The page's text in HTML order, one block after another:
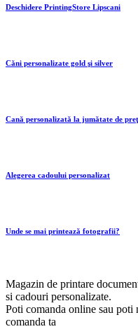
Deschidere PrintingStore Lipscani
Căni personalizate gold şi silver
Cană personalizată la jumătate de preţ
Alegerea cadoului personalizat
Unde se mai printează fotografii?
Magazin de printare
si cadouri personalizate.
Poti comanda online sau poti
comanda ta